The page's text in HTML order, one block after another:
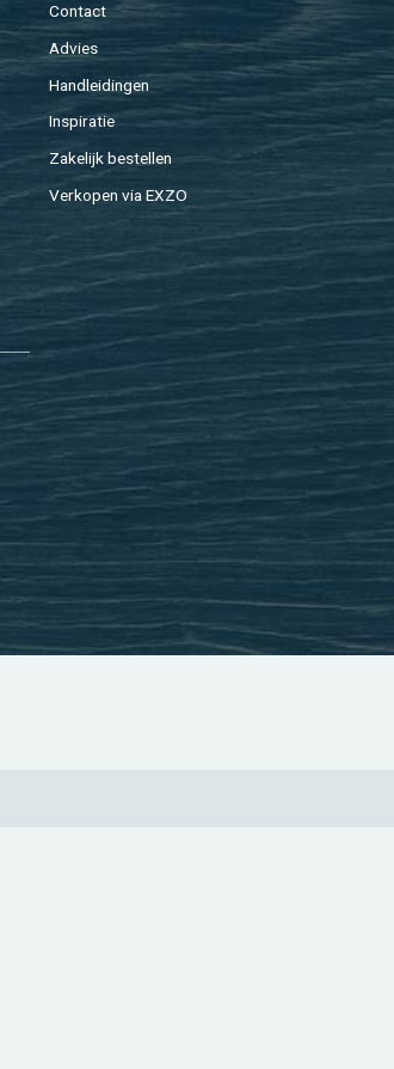
Con­tact
Ad­vies
Hand­lei­din­gen
In­spi­ra­tie
Za­ke­lijk be­stel­len
Ver­ko­pen via EXZO